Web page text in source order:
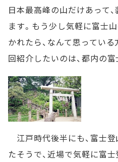
日本最高峰の山だけあって
ます。もう少し気軽に富士
かれたら、なんて思ってい
回紹介したいのは、都内の富
江戸時代後半にも、富士
たそうで、近場で気軽に富